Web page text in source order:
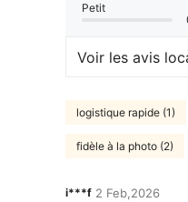
Petit
Voir les avis
logistique rapide (1)
fidèle à la photo (2)
i***f 2 Feb,2026